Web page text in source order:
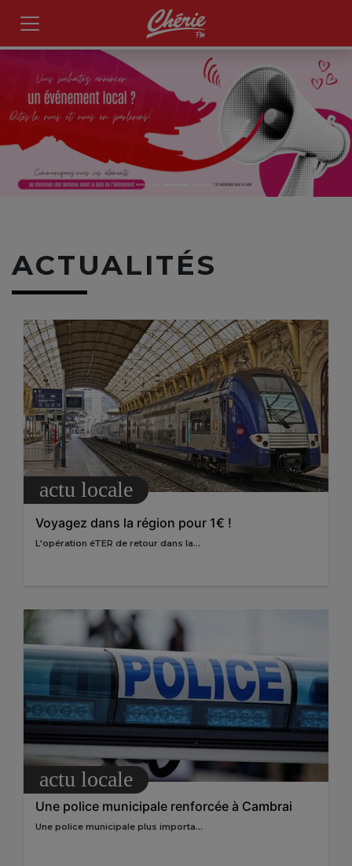
ACTUALITÉS
actu locale
Voyagez dans la région pour 1€ !
L'opération éTER de retour dans la...
actu locale
Une police municipale renforcée à Cambrai
Une police municipale plus importa...